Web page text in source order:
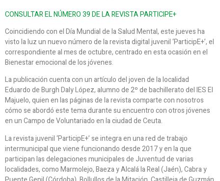
CONSULTAR EL NÚMERO 39 DE LA REVISTA PARTICIPE+
Coincidiendo con el Día Mundial de la Salud Mental, este jueves ha
visto la luz un nuevo número de la revista digital juvenil ‘ParticipE+’, el
correspondiente al mes de octubre, centrado en esta ocasión en el
Bienestar emocional de los jóvenes.
La publicación cuenta con un artículo del joven de la localidad
Eduardo de Burgh Daly López, alumno de 2º de bachillerato del IES El
Majuelo, quien en las páginas de la revista comparte con nosotros
cómo se abordó este tema durante su encuentro con otros jóvenes
en un Campo de Voluntariado en la ciudad de Ceuta.
La revista juvenil ‘ParticipE+’ se integra en una red de trabajo
intermunicipal que viene funcionando desde 2017 y en la que
participan las delegaciones municipales de Juventud de varias
localidades, como Marmolejo, Baeza y Alcalá la Real (Jaén), Cabra y